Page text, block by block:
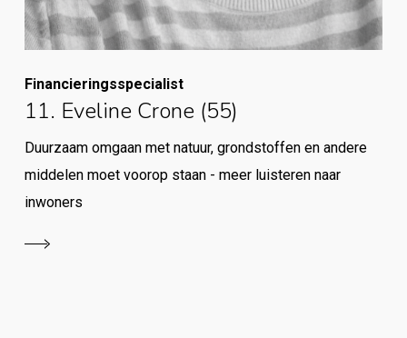
Financieringsspecialist
11. Eveline Crone (55)
Duurzaam omgaan met natuur, grondstoffen en andere
middelen moet voorop staan - meer luisteren naar
inwoners